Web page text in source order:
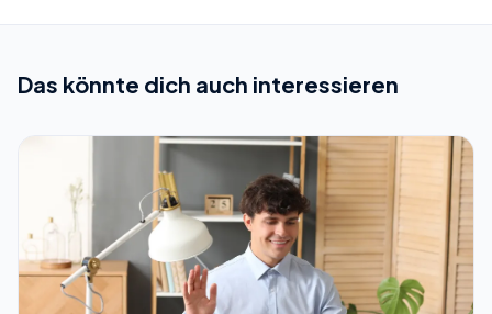
Das könnte dich auch interessieren